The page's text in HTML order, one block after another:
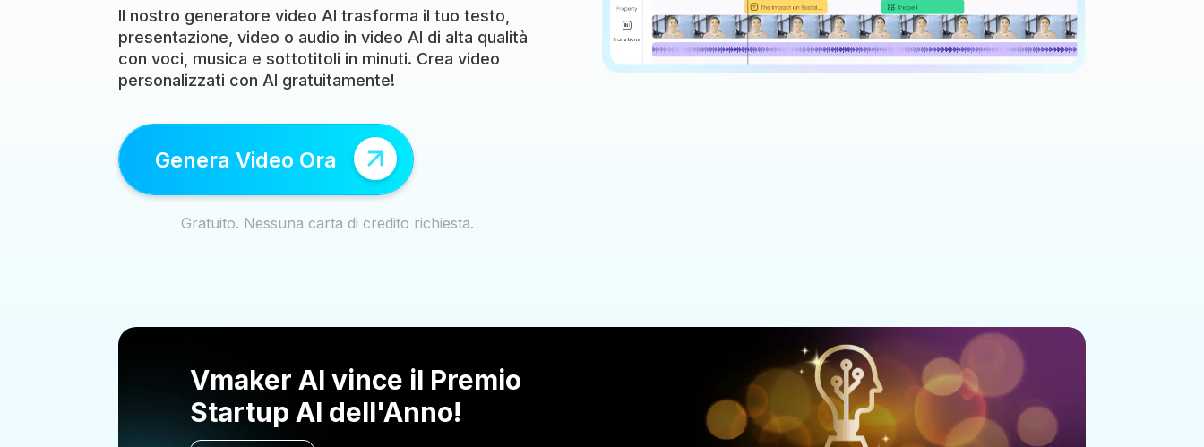
Il nostro generatore video AI trasforma il tuo testo,
presentazione, video o audio in video AI di alta qualità
con voci, musica e sottotitoli in minuti. Crea video
personalizzati con AI gratuitamente!
Genera Video Ora
Gratuito. Nessuna carta di credito richiesta.
Vmaker AI vince il Premio
Startup AI dell'Anno!